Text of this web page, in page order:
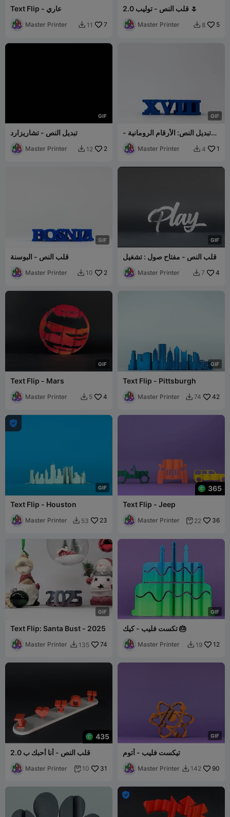
Text Flip - عاري
Master Printer  11 7
قلب النص - توليب 2.0 🌷
Master Printer  8 5
GIF
تبديل النص - تشاريزارد
Master Printer  12 2
GIF
تبديل النص: الأرقام الرومانية -
Master Printer  4 1
GIF
قلب النص - البوسنة
Master Printer  10 2
GIF
قلب النص - مفتاح صول : تشغيل
Master Printer  7 4
GIF
Text Flip - Mars
Master Printer  5 4
GIF
Text Flip - Pittsburgh
Master Printer  74 42
GIF

Text Flip - Houston
Master Printer  53 23
365
Text Flip - Jeep
Master Printer  22 36
GIF
Text Flip: Santa Bust - 2025
Master Printer  135 74
GIF
تكست فليب - كيك 🎂
Master Printer  19 12
435
قلب النص - أنا أحبك ب 2.0
Master Printer  10 31
GIF
تيكست فليب - أتوم
Master Printer  142 90
